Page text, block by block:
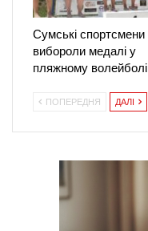
Сумські спортсмени
вибороли медалі у
пляжному волейболі
ПОПЕРЕДНЯ ДАЛІ